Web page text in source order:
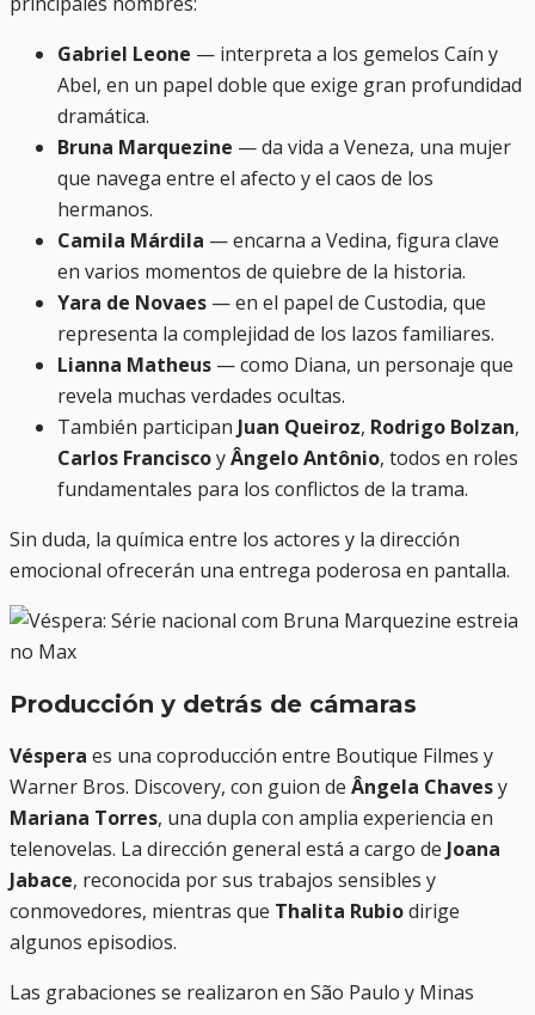
Gabriel Leone — interpreta a los gemelos Caín y
Abel, en un papel doble que exige gran profundidad
dramática.
Bruna Marquezine — da vida a Veneza, una mujer
que navega entre el afecto y el caos de los
hermanos.
Camila Márdila — encarna a Vedina, figura clave
en varios momentos de quiebre de la historia.
Yara de Novaes — en el papel de Custodia, que
representa la complejidad de los lazos familiares.
Lianna Matheus — como Diana, un personaje que
revela muchas verdades ocultas.
También participan Juan Queiroz, Rodrigo Bolzan,
Carlos FranciscoyÂngelo Antônio, todos en roles
fundamentales para los conflictos de la trama.
Sin duda, la química entre los actores y la dirección
emocional ofrecerán una entrega poderosa en pantalla.
Producción y detrás de cámaras
Véspera es una coproducción entre Boutique Filmes y
Warner Bros. Discovery, con guion de Ângela Chavesy
Mariana Torres, una dupla con amplia experiencia en
telenovelas. La dirección general está a cargo de Joana
Jabace, reconocida por sus trabajos sensibles y
conmovedores, mientras que Thalita Rubiodirige
algunos episodios.
Las grabaciones se realizaron en São Paulo y Minas